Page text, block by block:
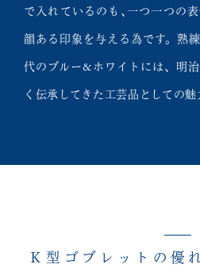
で入れているのも､一つ一つの
韻ある印象を与える為です。熟
代のブルー&ホワイトには、明
く伝承してきた工芸品としての魅
Ｋ型ゴブレットの優